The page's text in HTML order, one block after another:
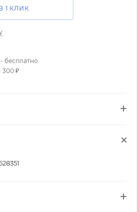
1 КЛИК
бесплатно
300 ₽